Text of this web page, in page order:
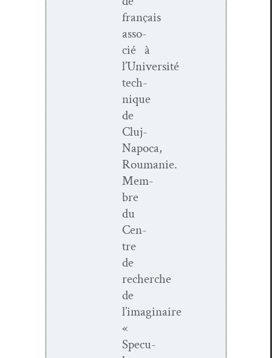
français
asso­
cié à
l’Université
tech­
nique
de
Cluj-
Napoca,
Roumanie.
Mem­
bre
du
Cen­
tre
de
recherche
de
l’imaginaire
«
Specu­